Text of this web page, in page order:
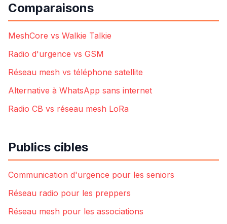
Comparaisons
MeshCore vs Walkie Talkie
Radio d'urgence vs GSM
Réseau mesh vs téléphone satellite
Alternative à WhatsApp sans internet
Radio CB vs réseau mesh LoRa
Publics cibles
Communication d'urgence pour les seniors
Réseau radio pour les preppers
Réseau mesh pour les associations